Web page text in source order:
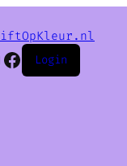
Facebook
Login